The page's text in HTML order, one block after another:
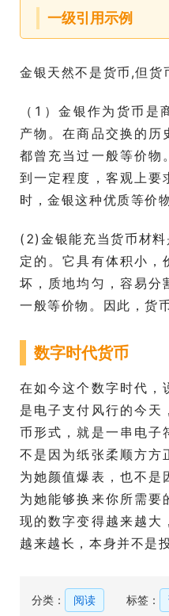
一级引用示例
金银天然不是货币,但
（1）金银作为货币是
产物。在商品交换的历
都曾充当过一般等价物
到一定程度，客观上要
时，金银这种优质等价
(2)金银能充当货币材
定的。它具有体积小，
坏，质地均匀，容易分
一般等价物。因此，货
数字时代货币
在如今这个数字时代，
是电子支付风行的今天
币形式，就是一串电子
不是因为纸张柔顺方方
为她颜值爆表，也不是
为她能够换来你所需要
现的数字变得越来越大
越来越长，本身并不是
分类： 阅读 标签：